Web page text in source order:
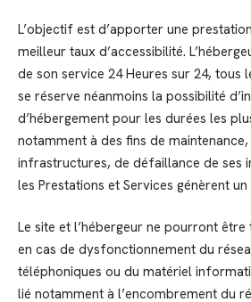
L’objectif est d’apporter une
meilleur taux d’accessibilité.
de son service 24 Heures sur 24, tous
se réserve néanmoins la possibilité
d’hébergement pour les durées les
notamment à des fins de
infrastructures, de défaillance de ses
les Prestations et Services génèrent
Le site et l’hébergeur ne pourront être
en cas de dysfonctionnement du
téléphoniques ou du matériel
lié notamment à l’encombrement du